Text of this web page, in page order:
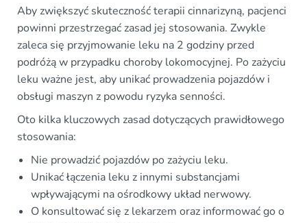
Aby zwiększyć skuteczność terapii cinnarizyną, pacjenci
powinni przestrzegać zasad jej stosowania. Zwykle
zaleca się przyjmowanie leku na 2 godziny przed
podróżą w przypadku choroby lokomocyjnej. Po zażyciu
leku ważne jest, aby unikać prowadzenia pojazdów i
obsługi maszyn z powodu ryzyka senności.
Oto kilka kluczowych zasad dotyczących prawidłowego
stosowania:
Nie prowadzić pojazdów po zażyciu leku.
Unikać łączenia leku z innymi substancjami
wpływającymi na ośrodkowy układ nerwowy.
O konsultować się z lekarzem oraz informować go o